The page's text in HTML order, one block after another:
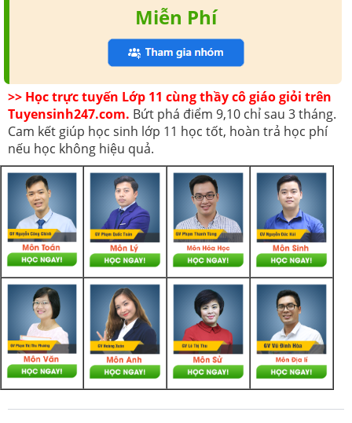
Miễn Phí
>> Học trực tuyến Lớp 11 cùng thầy cô giáo giỏi trên
Tuyensinh247.com. Bứt phá điểm 9,10 chỉ sau 3 tháng.
Cam kết giúp học sinh lớp 11 học tốt, hoàn trả học phí
nếu học không hiệu quả.